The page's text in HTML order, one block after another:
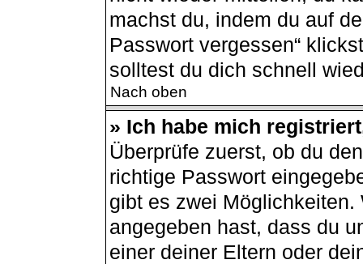
machst du, indem du auf
Passwort vergessen“
solltest du dich schnell
Nach oben
» Ich habe mich
Überprüfe zuerst, ob du
richtige Passwort
gibt es zwei
angegeben hast, dass du
einer deiner Eltern oder